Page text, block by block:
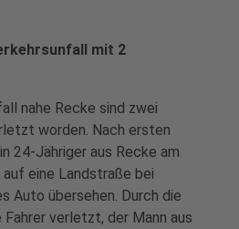
mit 2
nahe Recke sind zwei
worden. Nach ersten
24-Jähriger aus Recke am
eine Landstraße bei
Auto übersehen. Durch die
verletzt, der Mann aus